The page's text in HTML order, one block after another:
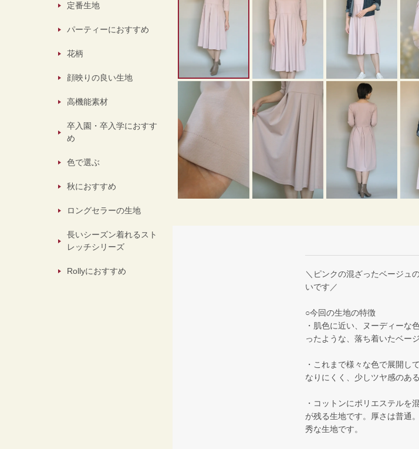
＼ピンクの混ざったベージュ
いです／
○今回の生地の特徴
・肌色に近い、ヌーディーな
ったような、落ち着いたベージ
・これまで様々な色で展開し
なりにくく、少しツヤ感のあ
・コットンにポリエステルを
が残る生地です。厚さは普通
秀な生地です。
定番生地
パーティーにおすすめ
花柄
顔映りの良い生地
高機能素材
卒入園・卒入学におすす
め
色で選ぶ
秋におすすめ
ロングセラーの生地
長いシーズン着れるスト
レッチシリーズ
Rollyにおすすめ